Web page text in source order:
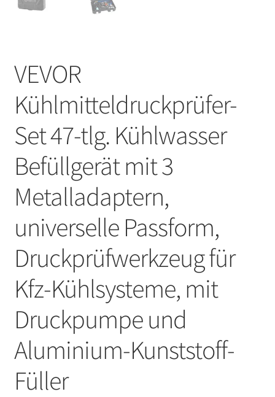
VEVOR
Kühlmitteldruckprüfer-
Set 47-tlg. Kühlwasser
Befüllgerät mit 3
Metalladaptern,
universelle Passform,
Druckprüfwerkzeug für
Kfz-Kühlsysteme, mit
Druckpumpe und
Aluminium-Kunststoff-
Füller